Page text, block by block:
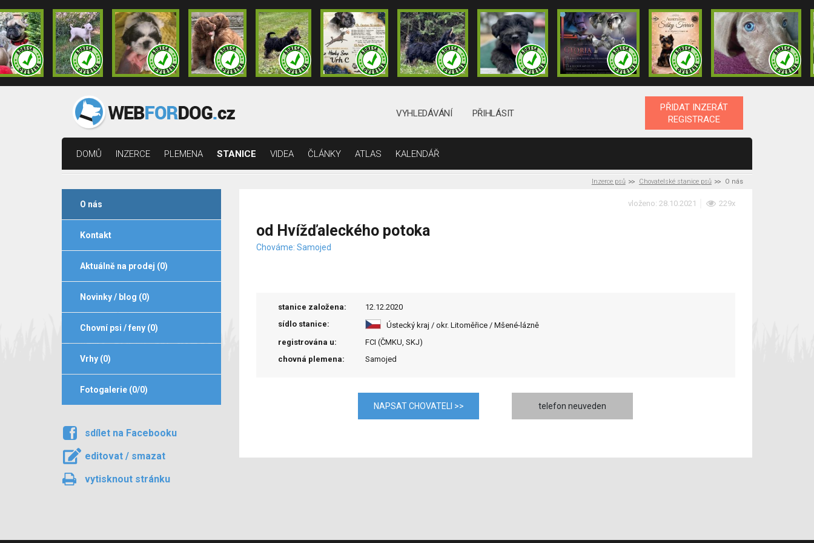
VYHLEDÁVÁNÍ PŘIHLÁSIT
PŘIDAT INZERÁT
REGISTRACE
DOMŮ INZERCE PLEMENA STANICE VIDEA ČLÁNKY ATLAS KALENDÁŘ
Inzerce psů Chovatelské stanice psů O nás
O nás
Kontakt
Aktuálně na prodej (0)
Novinky / blog (0)
Chovní psi / feny (0)
Vrhy (0)
Fotogalerie (0/0)
sdílet na Facebooku
editovat / smazat
vytisknout stránku
vloženo: 28.10.2021 229x
od Hvížďaleckého potoka
Chováme: Samojed
stanice založena:
12.12.2020
sídlo stanice:
Ústecký kraj / okr. Litoměřice / Mšené-lázně
registrována u:
FCI (ČMKU, SKJ)
chovná plemena:
Samojed
NAPSAT CHOVATELI >> telefon neuveden